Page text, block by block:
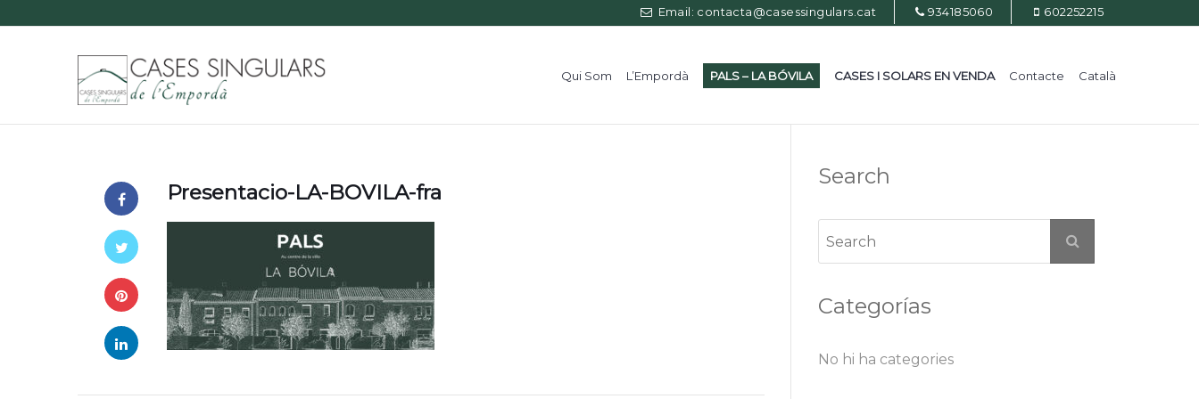
Email: contacta@casessingulars.cat 934185060 602252215
Qui Som L’Empordà PALS – LA BÓVILA CASES I SOLARS EN VENDA Contacte Català
Presentacio-LA-BOVILA-fra
Search
Categorías
No hi ha categories